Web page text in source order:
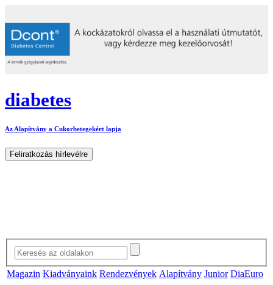
diabetes
Az Alapítvány a Cukorbetegekért lapja
Magazin Kiadványaink Rendezvények Alapítvány Junior DiaEuro